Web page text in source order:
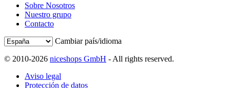
Sobre Nosotros
Nuestro grupo
Contacto
Cambiar país/idioma
© 2010-2026 niceshops GmbH - All rights reserved.
Aviso legal
Protección de datos